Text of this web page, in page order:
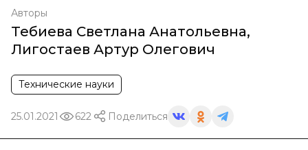
Авторы
Тебиева Светлана Анатольевна,
Лигостаев Артур Олегович
Технические науки
25.01.2021 622 Поделиться